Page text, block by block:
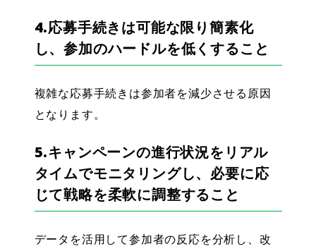
4.応募手続きは可能な限り簡素化
し、参加のハードルを低くすること
複雑な応募手続きは参加者を減少させる原因
となります。
5.キャンペーンの進行状況をリアル
タイムでモニタリングし、必要に応
じて戦略を柔軟に調整すること
データを活用して参加者の反応を分析し、改